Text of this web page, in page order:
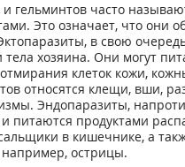
гельминтов часто
Это означает, что они
в свою
тела хозяина. Они могут
клеток кожи,
относятся клещи, вши,
Эндопаразиты,
питаются продуктами
в кишечнике, а
например, острицы.